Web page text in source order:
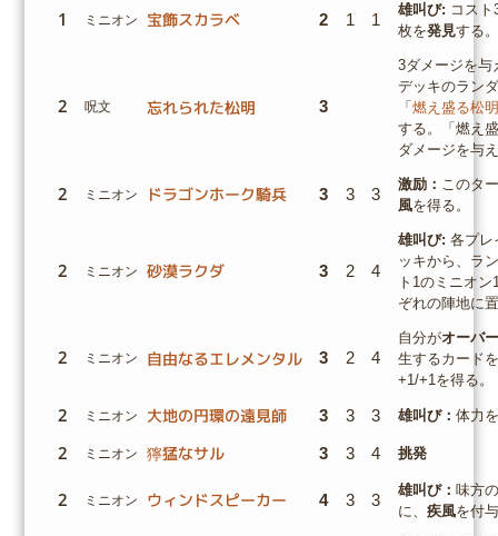
1 ミニオン 宝飾スカラベ 2 1 1
雄叫び: コス
枚を発見する。
2 呪文 忘れられた松明 3
3ダメージを与
デッキのラン
「 燃え盛る松明
する。「燃え
ダメージを与
2 ミニオン ドラゴンホーク騎兵 3 3 3
激励： このタ
風を得る。
2 ミニオン 砂漠ラクダ 3 2 4
雄叫び: 各プレ
ッキから、ラ
ト1のミニオ
ぞれの陣地に
2 ミニオン 自由なるエレメンタル 3 2 4
自分がオーバ
生するカード
+1/+1を得る。
2 ミニオン 大地の円環の遠見師 3 3 3 雄叫び： 体力
2 ミニオン 獰猛なサル 3 3 4 挑発
2 ミニオン ウィンドスピーカー 4 3 3
雄叫び： 味方
に、 疾風を付